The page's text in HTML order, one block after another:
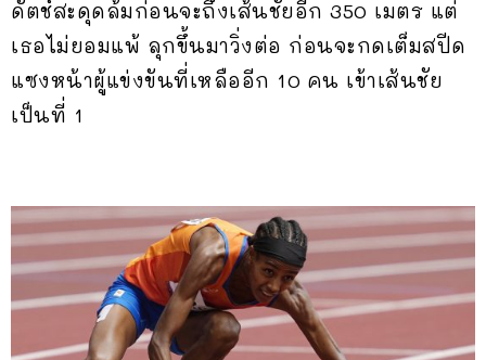
ดัตช์สะดุดล้มก่อนจะถึงเส้นชัยอีก 350 เมตร แต่
เธอไม่ยอมแพ้ ลุกขึ้นมาวิ่งต่อ ก่อนจะกดเต็มสปีด
แซงหน้าผู้แข่งขันที่เหลืออีก 10 คน เข้าเส้นชัย
เป็นที่ 1